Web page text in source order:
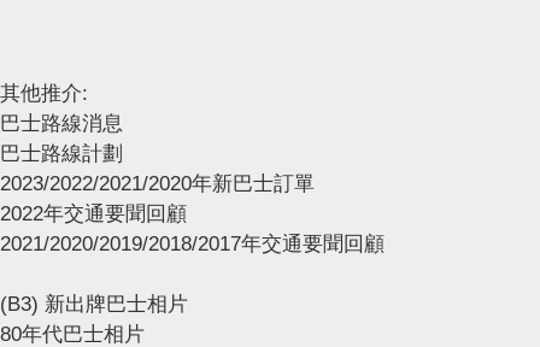
其他推介:
巴士路線消息
巴士路線計劃
2023/2022/2021/2020年新巴士訂單
2022年交通要聞回顧
2021/2020/2019/2018/2017年交通要聞回顧
(B3) 新出牌巴士相片
80年代巴士相片